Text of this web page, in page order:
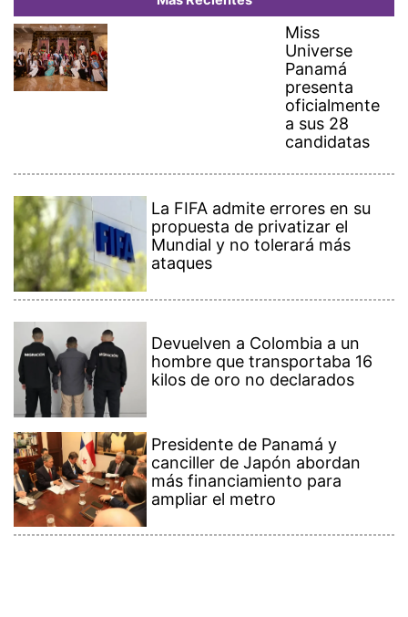
Miss
Universe
Panamá
presenta
oficialmente
a sus 28
candidatas
La FIFA admite errores en su
propuesta de privatizar el
Mundial y no tolerará más
ataques
Devuelven a Colombia a un
hombre que transportaba 16
kilos de oro no declarados
Presidente de Panamá y
canciller de Japón abordan
más financiamiento para
ampliar el metro